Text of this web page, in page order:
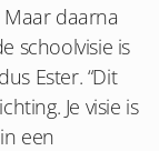
daarna
schoolvisie is
Ester. “Dit
Je visie is
een